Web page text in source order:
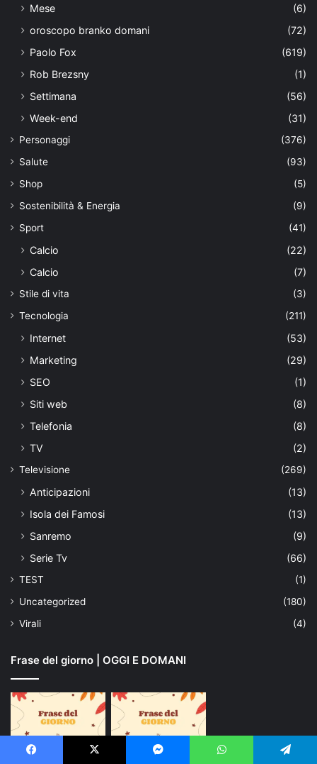
Mese
(6)
oroscopo branko domani
(72)
Paolo Fox
(619)
Rob Brezsny
(1)
Settimana
(56)
Week-end
(31)
Personaggi
(376)
Salute
(93)
Shop
(5)
Sostenibilità & Energia
(9)
Sport
(41)
Calcio
(22)
Calcio
(7)
Stile di vita
(3)
Tecnologia
(211)
Internet
(53)
Marketing
(29)
SEO
(1)
Siti web
(8)
Telefonia
(8)
TV
(2)
Televisione (269)
Anticipazioni
(13)
Isola dei Famosi
(13)
Sanremo
(9)
Serie Tv
(66)
TEST
(1)
Uncategorized
(180)
Virali
(4)
Frase del giorno | OGGI E DOMANI